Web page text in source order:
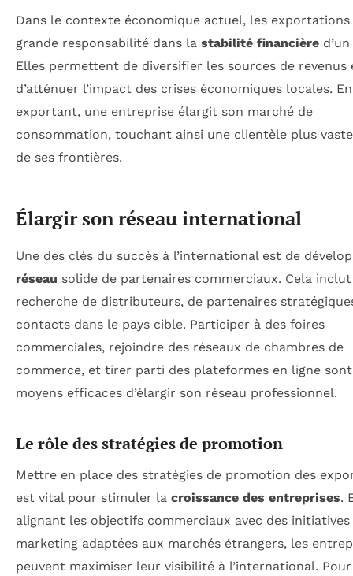
Dans le contexte économique actuel, les
grande responsabilité dans la stabilité financière
Elles permettent de diversifier les sources de revenus
d’atténuer l’impact des crises économiques locales. En
exportant, une entreprise élargit son marché de
consommation, touchant ainsi une clientèle plus
de ses frontières.
Élargir son réseau international
Une des clés du succès à l’international est de
réseau solide de partenaires commerciaux. Cela
recherche de distributeurs, de partenaires
contacts dans le pays cible. Participer à des foires
commerciales, rejoindre des réseaux de chambres de
commerce, et tirer parti des plateformes en ligne
moyens efficaces d’élargir son réseau professionnel.
Le rôle des stratégies de promotion
Mettre en place des stratégies de promotion des
est vital pour stimuler la croissance des entreprises.
alignant les objectifs commerciaux avec des initiatives
marketing adaptées aux marchés étrangers, les
peuvent maximiser leur visibilité à l’international.